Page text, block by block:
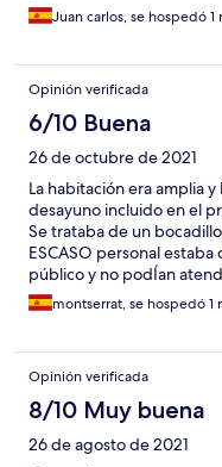
Juan carlos, se hospedó 1
Opinión verificada
6/10 Buena
26 de octubre de 2021
La habitación era amplia
desayuno incluido en el
Se trataba de un
ESCASO personal
público y no podÍan
plato con el bocadillo que
de la mesa FATAL, no
montserrat, se hospedó 1
Opinión verificada
8/10 Muy buena
26 de agosto de 2021